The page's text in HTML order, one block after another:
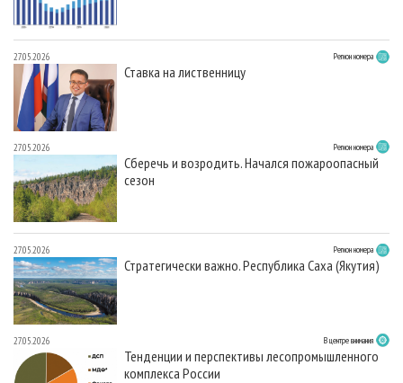
27.05.2026 Регион номера
Ставка на лиственницу
27.05.2026 Регион номера
Сберечь и возродить. Начался пожароопасный
сезон
27.05.2026 Регион номера
Стратегически важно. Республика Саха (Якутия)
27.05.2026 В центре внимания
Тенденции и перспективы лесопромышленного
комплекса России